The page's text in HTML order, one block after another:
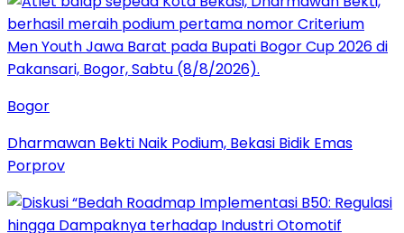
Bogor
Dharmawan Bekti Naik Podium, Bekasi Bidik Emas
Porprov